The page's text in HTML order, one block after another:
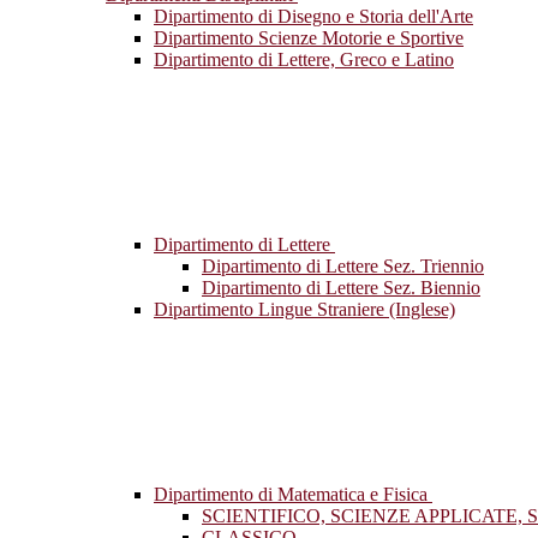
Dipartimento di Disegno e Storia dell'Arte
Dipartimento Scienze Motorie e Sportive
Dipartimento di Lettere, Greco e Latino
Dipartimento di Lettere
Dipartimento di Lettere Sez. Triennio
Dipartimento di Lettere Sez. Biennio
Dipartimento Lingue Straniere (Inglese)
Dipartimento di Matematica e Fisica
SCIENTIFICO, SCIENZE APPLICATE,